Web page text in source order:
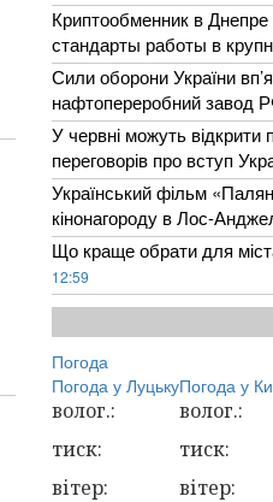
Криптообменник в
стандарты работы в
Сили оборони України
нафтопереробний завод
У червні можуть
переговорів про вступ
Український фільм
кінонагороду в Лос-
Що краще обрати для
12:59
Погода
Погода у ЛуцькуПогода у
волог.:
тиск:
вітер:
волог.:
тиск:
вітер: